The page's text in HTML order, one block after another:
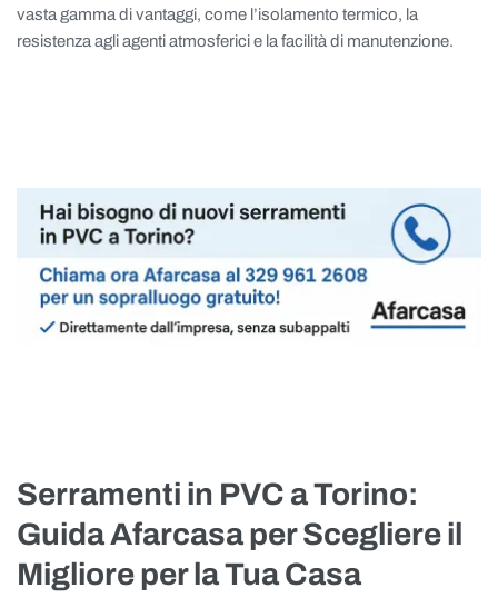
vasta gamma di vantaggi, come l’isolamento termico, la
resistenza agli agenti atmosferici e la facilità di manutenzione.
Serramenti in PVC a Torino:
Guida Afarcasa per Scegliere il
Migliore per la Tua Casa